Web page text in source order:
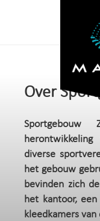
Over
Sportgebouw
diverse
het gebouw
bevinden zich
het kantoor,
kleedkamers